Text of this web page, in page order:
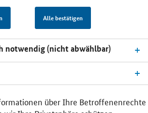
Alle bestätigen
notwendig (nicht abwählbar)
über Ihre Betroffenenrechte